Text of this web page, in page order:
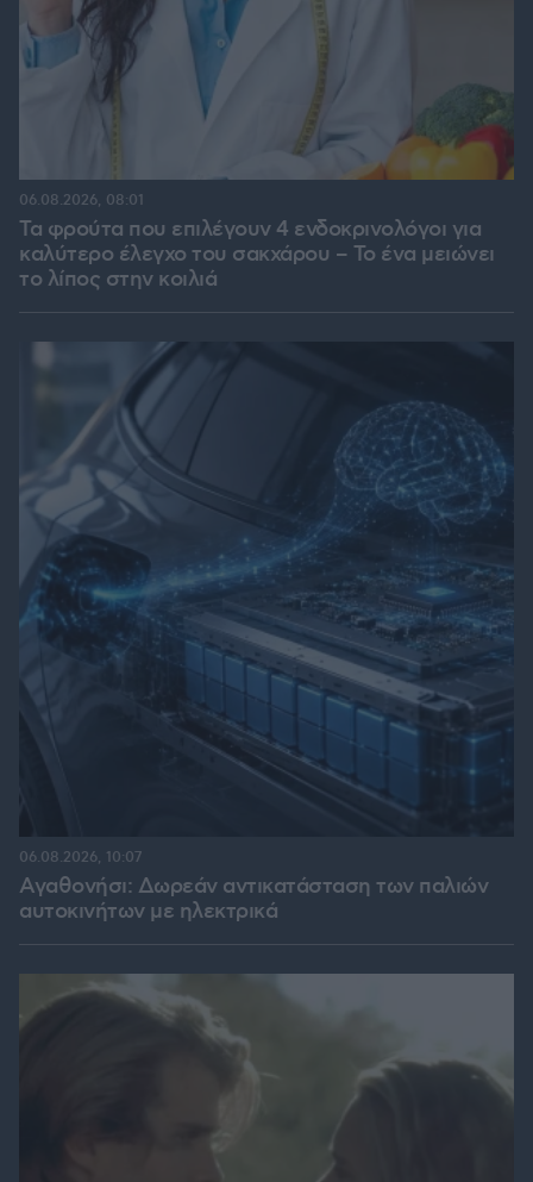
Τα φρούτα που επιλέγουν 4 ενδοκρινολόγοι για
καλύτερο έλεγχο του σακχάρου – Το ένα μειώνει
το λίπος στην κοιλιά
06.08.2026, 08:01
Αγαθονήσι: Δωρεάν αντικατάσταση των παλιών
αυτοκινήτων με ηλεκτρικά
06.08.2026, 10:07